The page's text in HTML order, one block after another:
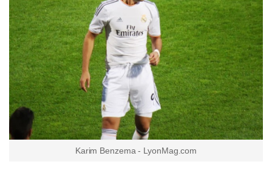
Karim Benzema - LyonMag.com